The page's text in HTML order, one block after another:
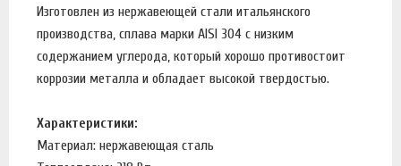
Изготовлен из нержавеющей стали итальянского
производства, сплава марки AISI 304 с низким
содержанием углерода, который хорошо противостоит
коррозии металла и обладает высокой твердостью.
Характеристики:
Материал: нержавеющая сталь